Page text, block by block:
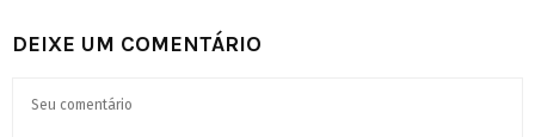
DEIXE UM COMENTÁRIO